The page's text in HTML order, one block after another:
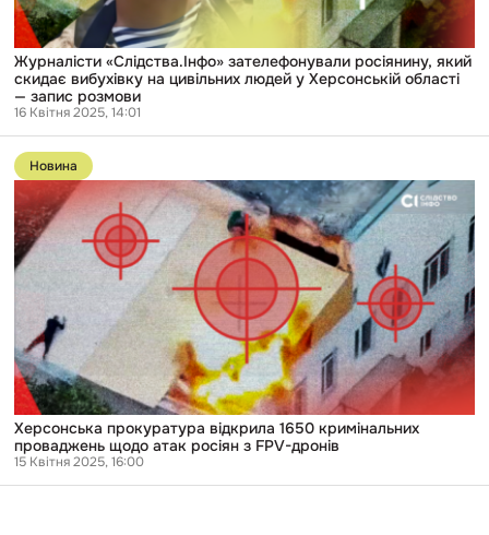
Херсонській
області
запис
розмови
Журналісти «Слідства.Інфо» зателефонували росіянину, який
скидає вибухівку на цивільних людей у Херсонській області
— запис розмови
16 Квітня 2025, 14:01
Перейти
до
публікації
Херсонська
прокуратура
відкрила
1650
кримінальних
проваджень
атак
росіян
FPV-
дронів
Новина
Херсонська прокуратура відкрила 1650 кримінальних
проваджень щодо атак росіян з FPV-дронів
15 Квітня 2025, 16:00